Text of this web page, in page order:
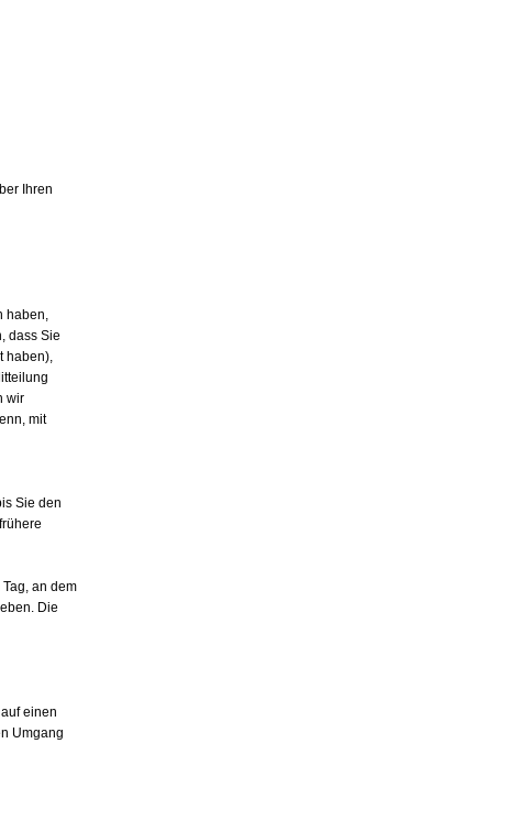
Ihren
haben,
dass Sie
haben),
wir
mit
Sie den
an dem
Die
einen
Umgang